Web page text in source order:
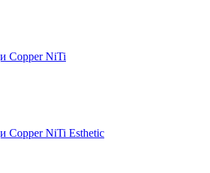
Copper NiTi
Copper NiTi Esthetic